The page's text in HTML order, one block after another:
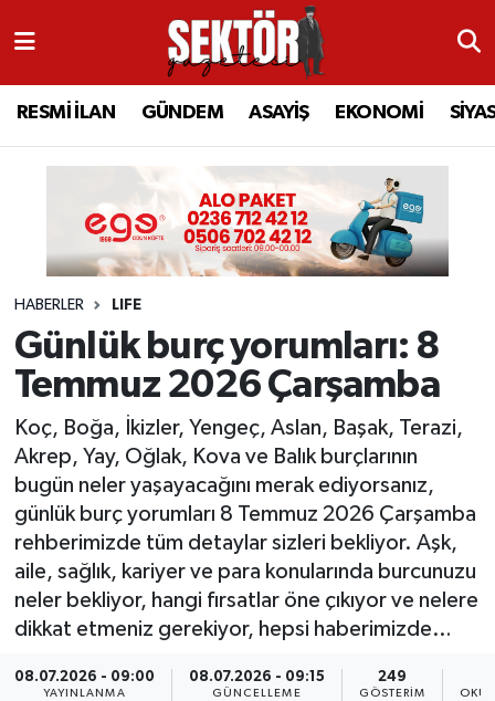
RESMİ İLAN GÜNDEM ASAYİŞ EKONOMİ
HABERLER LIFE
Günlük burç yorumları: 8
Temmuz 2026 Çarşamba
Koç, Boğa, İkizler, Yengeç, Aslan, Başak, Terazi,
Akrep, Yay, Oğlak, Kova ve Balık burçlarının
bugün neler yaşayacağını merak ediyorsanız,
günlük burç yorumları 8 Temmuz 2026 Çarşamba
rehberimizde tüm detaylar sizleri bekliyor. Aşk,
aile, sağlık, kariyer ve para konularında burcunuzu
neler bekliyor, hangi fırsatlar öne çıkıyor ve nelere
dikkat etmeniz gerekiyor, hepsi haberimizde…
08.07.2026 - 09:00
YAYINLANMA
08.07.2026 - 09:15
GÜNCELLEME
249
GÖSTERIM
RESMİ İLAN
EKONOMİ
SİYASET
SAĞLIK
SPOR
KÜLTÜR SANAT
YAŞAM
MANİSA
AKHİSAR
ALAŞEHİR
YUNUSEMRE
ŞEHZADELER
SARIGÖL
SARUHANLI
RESMİ İLAN
MANİSA
ALAŞEHİR
DEMİRCİ
GÖLMARMARA
GÖRDES
KIRKAĞAÇ
KÖPRÜBAŞI
KULA
ARAMIZDAN AYRILANLAR
BİR ZAMANLAR SALİHLİ
SİZİN SESİNİZ
ASAYİŞ
SİYASET
EKONOMİ
EĞİTİM
Manisa Nöbetçi Eczaneler
Manisa Namaz Vakitleri
Manisa Trafik Yoğunluk Haritası
Süper Lig Puan Durumu ve Fikstür
Tüm Manşetler
Son Dakika Haberleri
Haber Arşivi